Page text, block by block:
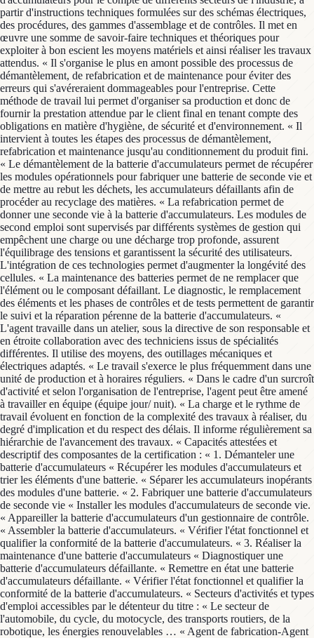
partir d'instructions techniques formulées sur des schémas électriques,
des procédures, des gammes d'assemblage et de contrôles. Il met en
œuvre une somme de savoir-faire techniques et théoriques pour
exploiter à bon escient les moyens matériels et ainsi réaliser les travaux
attendus. « Il s'organise le plus en amont possible des processus de
démantèlement, de refabrication et de maintenance pour éviter des
erreurs qui s'avéreraient dommageables pour l'entreprise. Cette
méthode de travail lui permet d'organiser sa production et donc de
fournir la prestation attendue par le client final en tenant compte des
obligations en matière d'hygiène, de sécurité et d'environnement. « Il
intervient à toutes les étapes des processus de démantèlement,
refabrication et maintenance jusqu'au conditionnement du produit fini.
« Le démantèlement de la batterie d'accumulateurs permet de récupérer
les modules opérationnels pour fabriquer une batterie de seconde vie et
de mettre au rebut les déchets, les accumulateurs défaillants afin de
procéder au recyclage des matières. « La refabrication permet de
donner une seconde vie à la batterie d'accumulateurs. Les modules de
second emploi sont supervisés par différents systèmes de gestion qui
empêchent une charge ou une décharge trop profonde, assurent
l'équilibrage des tensions et garantissent la sécurité des utilisateurs.
L'intégration de ces technologies permet d'augmenter la longévité des
cellules. « La maintenance des batteries permet de ne remplacer que
l'élément ou le composant défaillant. Le diagnostic, le remplacement
des éléments et les phases de contrôles et de tests permettent de garantir
le suivi et la réparation pérenne de la batterie d'accumulateurs. «
L'agent travaille dans un atelier, sous la directive de son responsable et
en étroite collaboration avec des techniciens issus de spécialités
différentes. Il utilise des moyens, des outillages mécaniques et
électriques adaptés. « Le travail s'exerce le plus fréquemment dans une
unité de production et à horaires réguliers. « Dans le cadre d'un surcroît
d'activité et selon l'organisation de l'entreprise, l'agent peut être amené
à travailler en équipe (équipe jour/ nuit). « La charge et le rythme de
travail évoluent en fonction de la complexité des travaux à réaliser, du
degré d'implication et du respect des délais. Il informe régulièrement sa
hiérarchie de l'avancement des travaux. « Capacités attestées et
descriptif des composantes de la certification : « 1. Démanteler une
batterie d'accumulateurs « Récupérer les modules d'accumulateurs et
trier les éléments d'une batterie. « Séparer les accumulateurs inopérants
des modules d'une batterie. « 2. Fabriquer une batterie d'accumulateurs
de seconde vie « Installer les modules d'accumulateurs de seconde vie.
« Appareiller la batterie d'accumulateurs d'un gestionnaire de contrôle.
« Assembler la batterie d'accumulateurs. « Vérifier l'état fonctionnel et
qualifier la conformité de la batterie d'accumulateurs. « 3. Réaliser la
maintenance d'une batterie d'accumulateurs « Diagnostiquer une
batterie d'accumulateurs défaillante. « Remettre en état une batterie
d'accumulateurs défaillante. « Vérifier l'état fonctionnel et qualifier la
conformité de la batterie d'accumulateurs. « Secteurs d'activités et types
d'emploi accessibles par le détenteur du titre : « Le secteur de
l'automobile, du cycle, du motocycle, des transports routiers, de la
robotique, les énergies renouvelables … « Agent de fabrication-Agent